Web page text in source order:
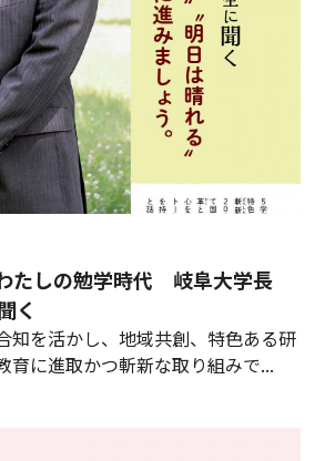
たしの勉学時代 岐阜大学長
く
知を活かし、地域共創、特色ある研
育に進取かつ斬新な取り組みで...